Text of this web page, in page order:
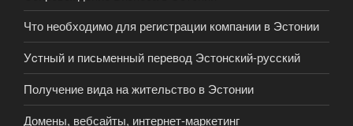
Что необходимо для регистрации компании в Эстонии
Уcтный и письменный перевод Эстонский-русский
Получение вида на жительство в Эстонии
Домены, вебсайты, интернет-маркетинг